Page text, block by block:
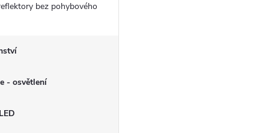
bez pohybového
- osvětlení